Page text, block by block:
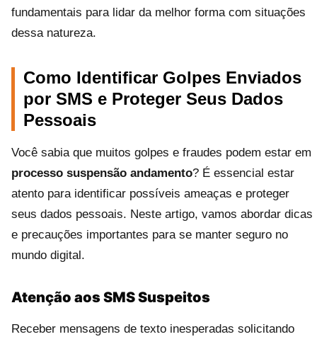
fundamentais para lidar da melhor forma com situações
dessa natureza.
Como Identificar Golpes Enviados
por SMS e Proteger Seus Dados
Pessoais
Você sabia que muitos golpes e fraudes podem estar em
processo suspensão andamento? É essencial estar
atento para identificar possíveis ameaças e proteger
seus dados pessoais. Neste artigo, vamos abordar dicas
e precauções importantes para se manter seguro no
mundo digital.
Atenção aos SMS Suspeitos
Receber mensagens de texto inesperadas solicitando